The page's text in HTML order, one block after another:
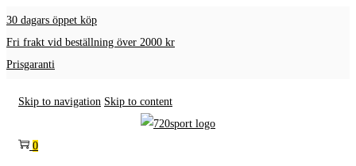
30 dagars öppet köp
Fri frakt vid beställning över 2000 kr
Prisgaranti
Skip to navigation Skip to content
0